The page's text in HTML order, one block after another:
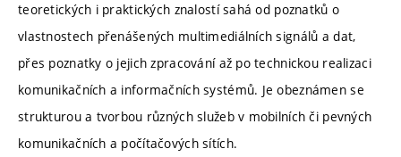
teoretických i praktických znalostí sahá od poznatků o
vlastnostech přenášených multimediálních signálů a dat,
přes poznatky o jejich zpracování až po technickou realizaci
komunikačních a informačních systémů. Je obeznámen se
strukturou a tvorbou různých služeb v mobilních či pevných
komunikačních a počítačových sítích.